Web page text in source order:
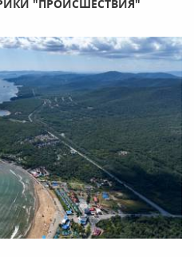
"ПРОИСШЕСТВИЯ"